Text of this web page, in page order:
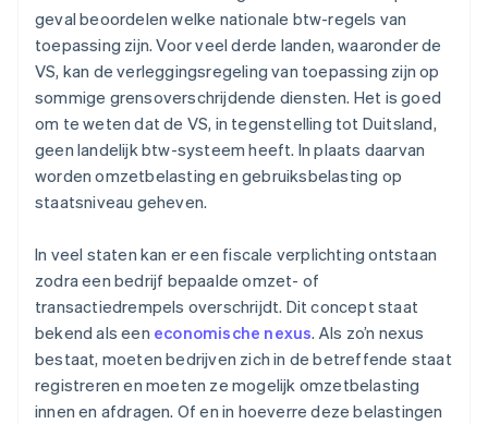
geval beoordelen welke nationale btw-regels van
toepassing zijn. Voor veel derde landen, waaronder de
VS, kan de verleggingsregeling van toepassing zijn op
sommige grensoverschrijdende diensten. Het is goed
om te weten dat de VS, in tegenstelling tot Duitsland,
geen landelijk btw-systeem heeft. In plaats daarvan
worden omzetbelasting en gebruiksbelasting op
staatsniveau geheven.
In veel staten kan er een fiscale verplichting ontstaan
zodra een bedrijf bepaalde omzet- of
transactiedrempels overschrijdt. Dit concept staat
bekend als een economische nexus. Als zo’n nexus
bestaat, moeten bedrijven zich in de betreffende staat
registreren en moeten ze mogelijk omzetbelasting
innen en afdragen. Of en in hoeverre deze belastingen